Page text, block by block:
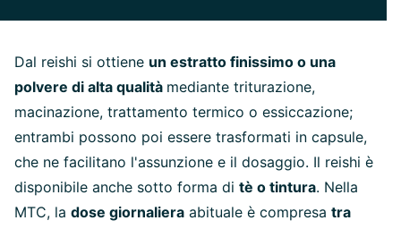
Dal reishi si ottiene un estratto finissimo o una
polvere di alta qualità mediante triturazione,
macinazione, trattamento termico o essiccazione;
entrambi possono poi essere trasformati in capsule,
che ne facilitano l'assunzione e il dosaggio. Il reishi è
disponibile anche sotto forma di tè o tintura. Nella
MTC, la dose giornaliera abituale è compresa tra